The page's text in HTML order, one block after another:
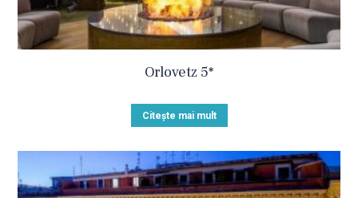
Orlovetz 5*
Citește mai mult